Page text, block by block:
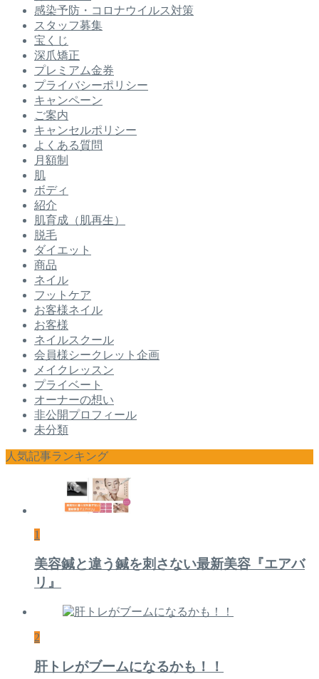
感染予防・コロナウイルス対策
スタッフ募集
宝くじ
深爪矯正
プレミアム金券
プライバシーポリシー
キャンペーン
ご案内
キャンセルポリシー
よくある質問
月額制
肌
ボディ
紹介
肌育成（肌再生）
脱毛
ダイエット
商品
ネイル
フットケア
お客様ネイル
お客様
ネイルスクール
会員様シークレット企画
メイクレッスン
プライベート
オーナーの想い
非公開プロフィール
未分類
人気記事ランキング
1
美容鍼と違う鍼を刺さない最新美容『エアバ
リ』
2
肝トレがブームになるかも！！